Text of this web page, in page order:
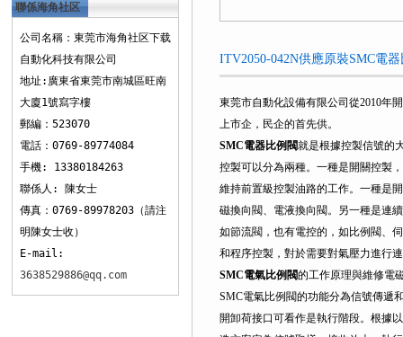
聯係海角社区
下载
公司名稱：東莞市海角社区下载
自動化科技有限公司
地址:廣東省東莞市南城區旺南
大廈1號寫字樓
郵編：523070
電話：0769-89774084
手機: 13380184263
聯係人: 陳女士
傳真：0769-89978203（請注
明陳女士收）
E-mail:
3638529886@qq.com
ITV2050-042N供應原裝SMC電
東莞市自動化設備有限公司從2010年
上市企，民企的首先供。
SMC電器比例閥就是根據控製信號的
控製可以分為兩種。一種是開關控製
維持前置級控製油路的工作。一種是
磁換向閥、電液換向閥。另一種是連
如節流閥，也有電控的，如比例閥、
和程序控製，對於需要對氣壓力進行
SMC電氣比例閥的工作原理與維修電
SMC電氣比例閥的功能分為信號傳遞
開卸荷接口可看作是執行階段。根據